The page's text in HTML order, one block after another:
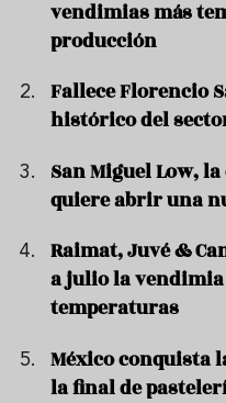
vendimias más
producción
Fallece Florencio
histórico del
San Miguel Low,
quiere abrir una
Raimat, Juvé &
a julio la
temperaturas
México conquista
la final de